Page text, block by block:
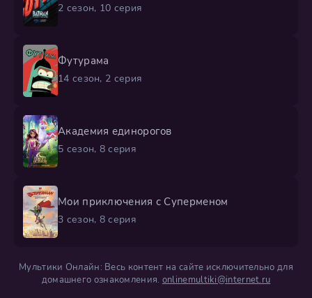
2 сезон, 10 серия
Футурама
14 сезон, 2 серия
Академия единорогов
5 сезон, 8 серия
Мои приключения с Суперменом
3 сезон, 8 серия
Мультики Онлайн: Весь контент на сайте исключительно для
домашнего ознакомления. onlinemultiki@internet.ru